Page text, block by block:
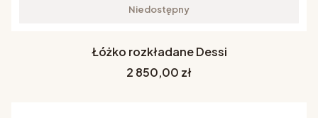
Niedostępny
Łóżko rozkładane Dessi
Cena
2 850,00 zł